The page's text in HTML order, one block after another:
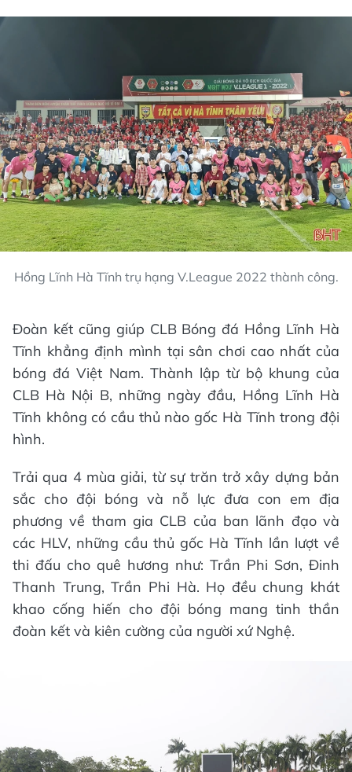
Hồng Lĩnh Hà Tĩnh trụ hạng V.League 2022 thành công.
Đoàn kết cũng giúp CLB Bóng đá Hồng Lĩnh Hà
Tĩnh khẳng định mình tại sân chơi cao nhất của
bóng đá Việt Nam. Thành lập từ bộ khung của
CLB Hà Nội B, những ngày đầu, Hồng Lĩnh Hà
Tĩnh không có cầu thủ nào gốc Hà Tĩnh trong đội
hình.
Trải qua 4 mùa giải, từ sự trăn trở xây dựng bản
sắc cho đội bóng và nỗ lực đưa con em địa
phương về tham gia CLB của ban lãnh đạo và
các HLV, những cầu thủ gốc Hà Tĩnh lần lượt về
thi đấu cho quê hương như: Trần Phi Sơn, Đinh
Thanh Trung, Trần Phi Hà. Họ đều chung khát
khao cống hiến cho đội bóng mang tinh thần
đoàn kết và kiên cường của người xứ Nghệ.